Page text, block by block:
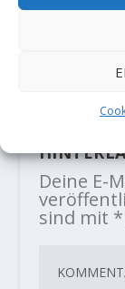
Route
Deine E-
sind mit *